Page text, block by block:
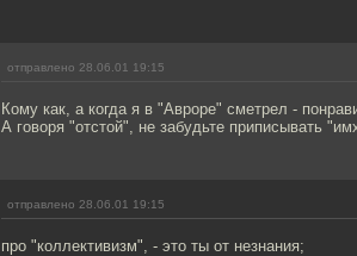
отправлено 28.06.01 19:15
Кому как, а когда я в "Авроре" сметрел -
А говоря "отстой", не забудьте приписывать
отправлено 28.06.01 19:15
про "коллективизм", - это ты от незнания;